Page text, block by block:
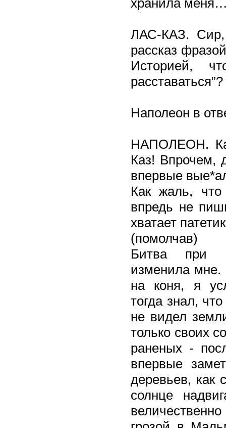
ЛАС-КАЗ. Сир,
рассказ
Историей,
расставаться”?
Наполеон в
НАПОЛЕОН.
Каз! Впрочем,
впервые
Как жаль,
впредь не
хватает
(помолчав)
Битва при
изменила мне.
на коня, я
тогда знал,
не видел
только своих
раненых -
впервые
деревьев, как
солнце